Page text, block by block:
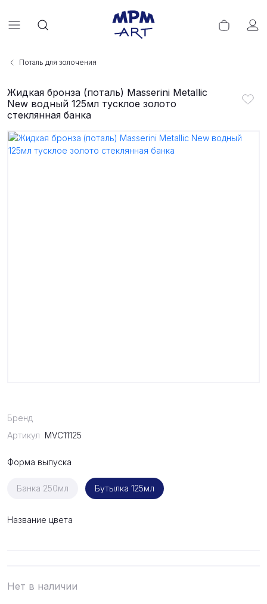
Поталь для золочения
Жидкая бронза (поталь) Masserini Metallic
New водный 125мл тусклое золото
стеклянная банка
Бренд
Артикул MVC11125
Форма выпуска
Банка 250мл Бутылка 125мл
Название цвета
Нет в наличии